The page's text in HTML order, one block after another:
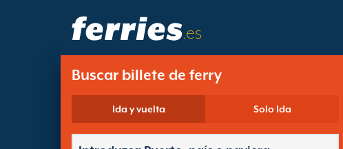
.es
Buscar billete de ferry
Ida y vuelta Solo Ida